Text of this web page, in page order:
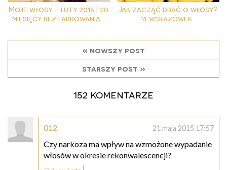
Moje włosy - luty 2015 | 20
miesięcy bez farbowania...
Jak zacząć dbać o włosy?
14 wskazówek...
« nowszy post
starszy post »
152 komentarze
012 21 maja 2015 17:57
Czy narkoza ma wpływ na wzmożone wypadanie
włosów w okresie rekonwalescencji?